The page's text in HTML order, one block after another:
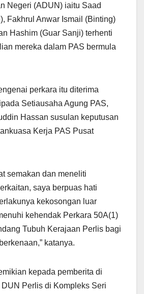
Negeri (ADUN) iaitu Saad
Fakhrul Anwar Ismail (Binting)
Hashim (Guar Sanji) terhenti
mereka dalam PAS bermula
perkara itu diterima
Setiausaha Agung PAS,
Hassan susulan keputusan
Kerja PAS Pusat
semakan dan meneliti
saya berpuas hati
kekosongan luar
kehendak Perkara 50A(1)
Tubuh Kerajaan Perlis bagi
katanya.
kepada pemberita di
Perlis di Kompleks Seri